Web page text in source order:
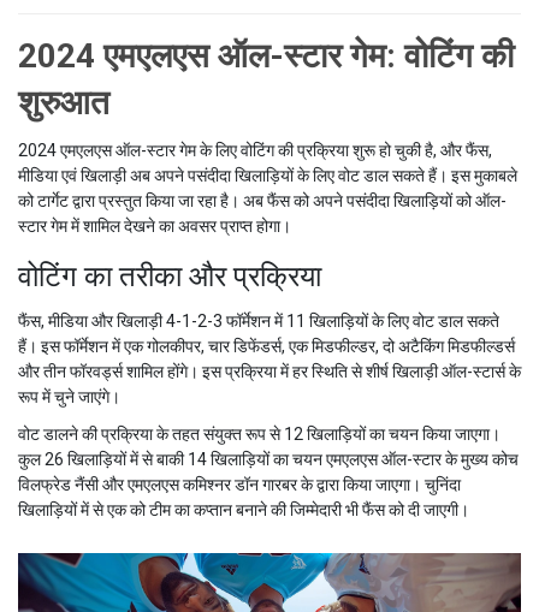
2024 एमएलएस ऑल-स्टार गेम: वोटिंग की
शुरुआत
2024 एमएलएस ऑल-स्टार गेम के लिए वोटिंग की प्रक्रिया शुरू हो चुकी है, और फैंस,
मीडिया एवं खिलाड़ी अब अपने पसंदीदा खिलाड़ियों के लिए वोट डाल सकते हैं। इस मुकाबले
को टार्गेट द्वारा प्रस्तुत किया जा रहा है। अब फैंस को अपने पसंदीदा खिलाड़ियों को ऑल-
स्टार गेम में शामिल देखने का अवसर प्राप्त होगा।
वोटिंग का तरीका और प्रक्रिया
फैंस, मीडिया और खिलाड़ी 4-1-2-3 फॉर्मेशन में 11 खिलाड़ियों के लिए वोट डाल सकते
हैं। इस फॉर्मेशन में एक गोलकीपर, चार डिफेंडर्स, एक मिडफील्डर, दो अटैकिंग मिडफील्डर्स
और तीन फॉरवर्ड्स शामिल होंगे। इस प्रक्रिया में हर स्थिति से शीर्ष खिलाड़ी ऑल-स्टार्स के
रूप में चुने जाएंगे।
वोट डालने की प्रक्रिया के तहत संयुक्त रूप से 12 खिलाड़ियों का चयन किया जाएगा।
कुल 26 खिलाड़ियों में से बाकी 14 खिलाड़ियों का चयन एमएलएस ऑल-स्टार के मुख्य कोच
विलफ्रेड नैंसी और एमएलएस कमिश्नर डॉन गारबर के द्वारा किया जाएगा। चुनिंदा
खिलाड़ियों में से एक को टीम का कप्तान बनाने की जिम्मेदारी भी फैंस को दी जाएगी।